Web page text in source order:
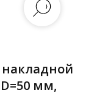
накладной
мм,